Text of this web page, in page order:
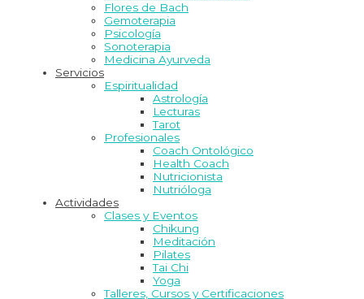
Flores de Bach
Gemoterapia
Psicología
Sonoterapia
Medicina Ayurveda
Servicios
Espiritualidad
Astrología
Lecturas
Tarot
Profesionales
Coach Ontológico
Health Coach
Nutricionista
Nutrióloga
Actividades
Clases y Eventos
Chikung
Meditación
Pilates
Tai Chi
Yoga
Talleres, Cursos y Certificaciones